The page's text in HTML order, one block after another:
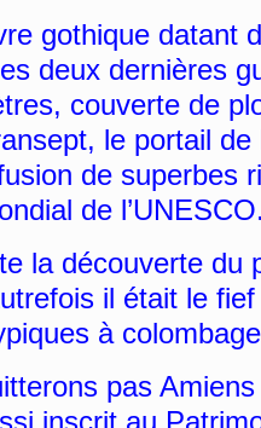
gothique datant
deux dernières
couverte de
le portail
de superbes
de l’UNESCO.
la découverte du
il était le
à
pas
inscrit au